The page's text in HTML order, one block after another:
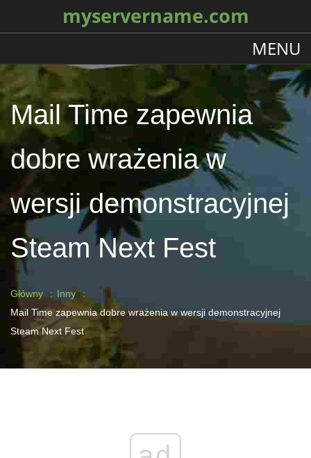
myservername.com
MENU
Mail Time zapewnia
dobre wrażenia w
wersji demonstracyjnej
Steam Next Fest
Główny
Inny
Mail Time zapewnia dobre wrażenia w wersji demonstracyjnej
Steam Next Fest